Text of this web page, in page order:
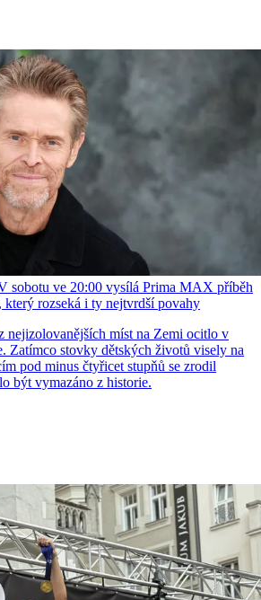
sobotu ve 20:00 vysílá Prima MAX příběh
který rozseká i ty nejtvrdší povahy
nejizolovanějších míst na Zemi ocitlo v
Zatímco stovky dětských životů visely na
pod minus čtyřicet stupňů se zrodil
být vymazáno z historie.